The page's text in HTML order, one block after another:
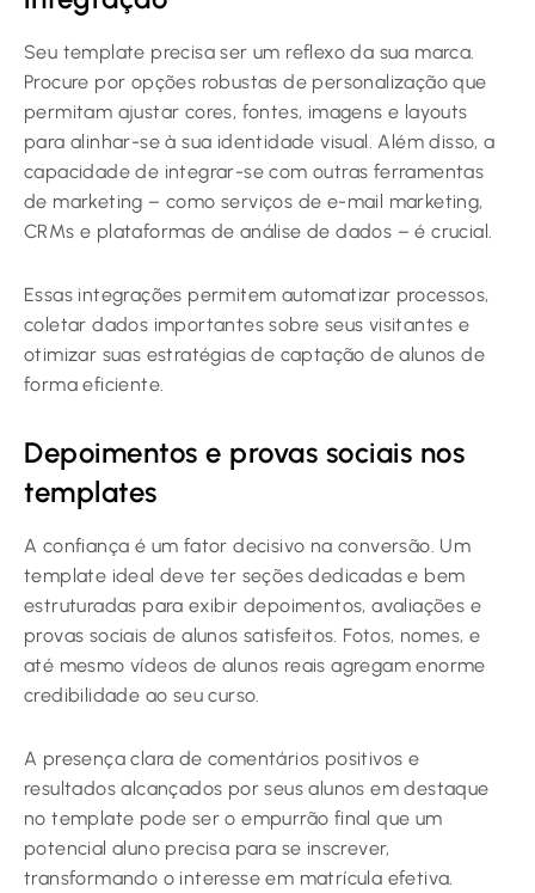
Seu template precisa ser um reflexo da sua marca.
Procure por opções robustas de personalização que
permitam ajustar cores, fontes, imagens e layouts
para alinhar-se à sua identidade visual. Além disso, a
capacidade de integrar-se com outras ferramentas
de marketing – como serviços de e-mail marketing,
CRMs e plataformas de análise de dados – é crucial.
Essas integrações permitem automatizar processos,
coletar dados importantes sobre seus visitantes e
otimizar suas estratégias de captação de alunos de
forma eficiente.
Depoimentos e provas sociais nos
templates
A confiança é um fator decisivo na conversão. Um
template ideal deve ter seções dedicadas e bem
estruturadas para exibir depoimentos, avaliações e
provas sociais de alunos satisfeitos. Fotos, nomes, e
até mesmo vídeos de alunos reais agregam enorme
credibilidade ao seu curso.
A presença clara de comentários positivos e
resultados alcançados por seus alunos em destaque
no template pode ser o empurrão final que um
potencial aluno precisa para se inscrever,
transformando o interesse em matrícula efetiva.